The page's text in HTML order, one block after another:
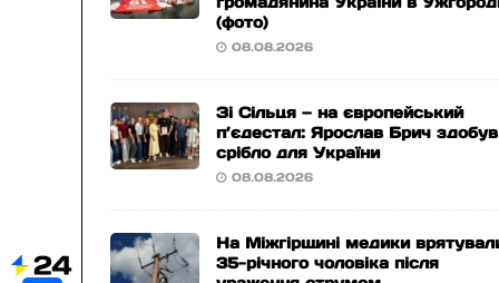
(фото)
08.08.2026
Зі Сільця — на європейський
п’єдестал: Ярослав Брич здобув
срібло для України
08.08.2026
На Міжгірщині медики
35-річного чоловіка після